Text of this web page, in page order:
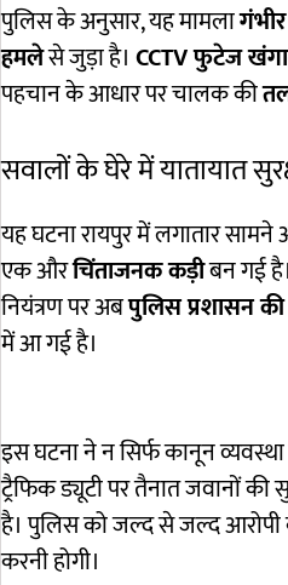
पुलिस के अनुसार, यह मामला
हमलेसे जुड़ा है। CCTV फुटेज
पहचान के आधार पर चालक की
सवालों के घेरे में यातायात
यह घटना रायपुर में लगातार
एक औरचिंताजनक कड़ीबन गई
नियंत्रण पर अबपुलिस प्रशासन की
में आ गई है।
इस घटना ने न सिर्फ कानून
ट्रैफिक ड्यूटी पर तैनात जवानों की
है। पुलिस को जल्द से जल्द आरोपी
करनी होगी।